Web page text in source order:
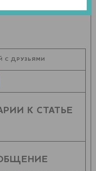
С ДРУЗЬЯМИ
К СТАТЬЕ